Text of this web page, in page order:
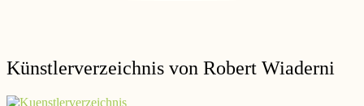
Künstlerverzeichnis von Robert Wiaderni